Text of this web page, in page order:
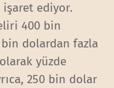
işaret ediyor.
400 bin
dolardan fazla
yüzde
250 bin dolar